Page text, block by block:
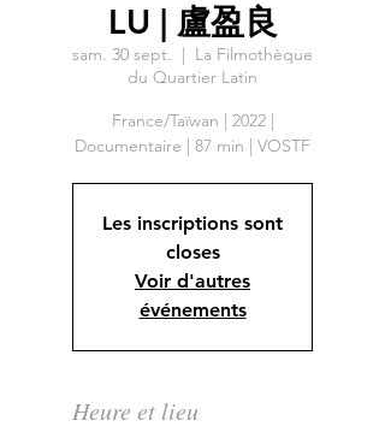
LU | 盧盈良
sam. 30 sept.
  |
La Filmothèque
du Quartier Latin
France/Taïwan | 2022 |
Documentaire | 87 min | VOSTF
Les inscriptions sont
closes
Voir d'autres
événements
Heure et lieu